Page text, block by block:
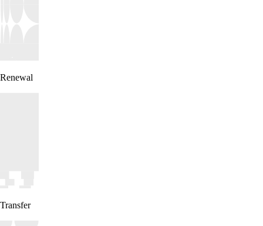
Renewal
Transfer